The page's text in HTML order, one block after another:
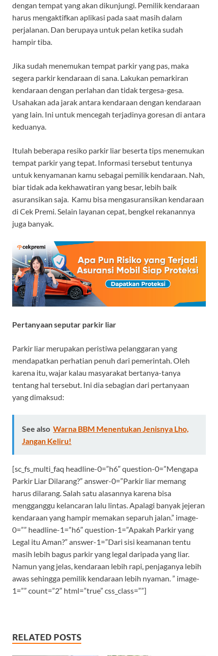
dengan tempat yang akan dikunjungi. Pemilik kendaraan
harus mengaktifkan aplikasi pada saat masih dalam
perjalanan. Dan berupaya untuk pelan ketika sudah
hampir tiba.
Jika sudah menemukan tempat parkir yang pas, maka
segera parkir kendaraan di sana. Lakukan pemarkiran
kendaraan dengan perlahan dan tidak tergesa-gesa.
Usahakan ada jarak antara kendaraan dengan kendaraan
yang lain. Ini untuk mencegah terjadinya goresan di antara
keduanya.
Itulah beberapa resiko parkir liar beserta tips menemukan
tempat parkir yang tepat. Informasi tersebut tentunya
untuk kenyamanan kamu sebagai pemilik kendaraan. Nah,
biar tidak ada kekhawatiran yang besar, lebih baik
asuransikan saja. Kamu bisa mengasuransikan kendaraan
di Cek Premi. Selain layanan cepat, bengkel rekanannya
juga banyak.
Pertanyaan seputar parkir liar
Parkir liar merupakan peristiwa pelanggaran yang
mendapatkan perhatian penuh dari pemerintah. Oleh
karena itu, wajar kalau masyarakat bertanya-tanya
tentang hal tersebut. Ini dia sebagian dari pertanyaan
yang dimaksud:
See also Warna BBM Menentukan Jenisnya Lho,
Jangan Keliru!
[sc_fs_multi_faq headline-0=”h6″ question-0=”Mengapa
Parkir Liar Dilarang?” answer-0=”Parkir liar memang
harus dilarang. Salah satu alasannya karena bisa
mengganggu kelancaran lalu lintas. Apalagi banyak jejeran
kendaraan yang hampir memakan separuh jalan.” image-
0=”” headline-1=”h6″ question-1=”Apakah Parkir yang
Legal itu Aman?” answer-1=”Dari sisi keamanan tentu
masih lebih bagus parkir yang legal daripada yang liar.
Namun yang jelas, kendaraan lebih rapi, penjaganya lebih
awas sehingga pemilik kendaraan lebih nyaman. ” image-
1=”” count=”2″ html=”true” css_class=””]
RELATED POSTS